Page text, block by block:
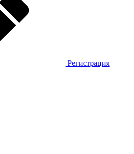
Регистрация